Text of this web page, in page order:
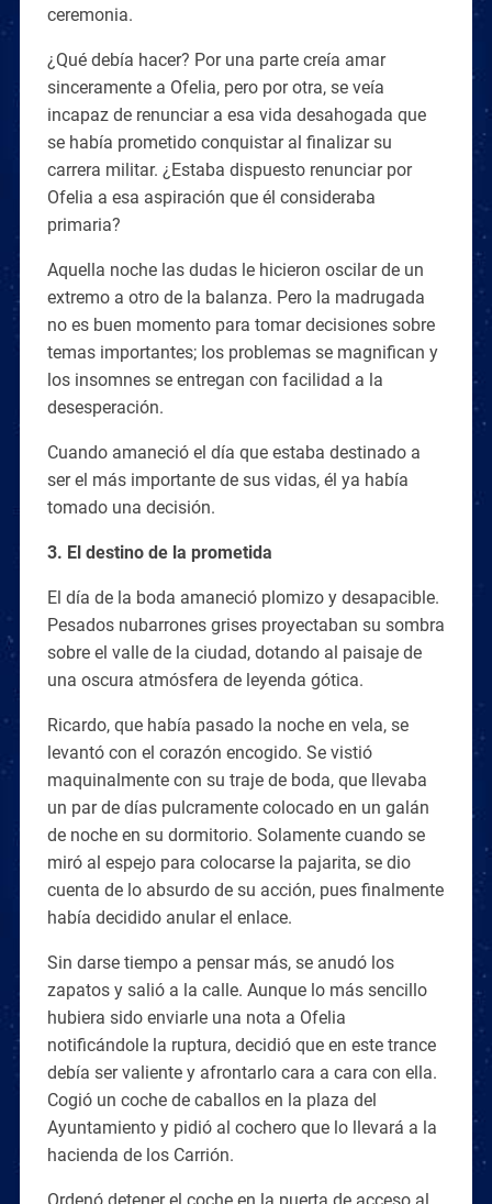
ceremonia.
¿Qué debía hacer? Por una parte creía amar
sinceramente a Ofelia, pero por otra, se veía
incapaz de renunciar a esa vida desahogada que
se había prometido conquistar al finalizar su
carrera militar. ¿Estaba dispuesto renunciar por
Ofelia a esa aspiración que él consideraba
primaria?
Aquella noche las dudas le hicieron oscilar de un
extremo a otro de la balanza. Pero la madrugada
no es buen momento para tomar decisiones sobre
temas importantes; los problemas se magnifican y
los insomnes se entregan con facilidad a la
desesperación.
Cuando amaneció el día que estaba destinado a
ser el más importante de sus vidas, él ya había
tomado una decisión.
3. El destino de la prometida
El día de la boda amaneció plomizo y desapacible.
Pesados nubarrones grises proyectaban su sombra
sobre el valle de la ciudad, dotando al paisaje de
una oscura atmósfera de leyenda gótica.
Ricardo, que había pasado la noche en vela, se
levantó con el corazón encogido. Se vistió
maquinalmente con su traje de boda, que llevaba
un par de días pulcramente colocado en un galán
de noche en su dormitorio. Solamente cuando se
miró al espejo para colocarse la pajarita, se dio
cuenta de lo absurdo de su acción, pues finalmente
había decidido anular el enlace.
Sin darse tiempo a pensar más, se anudó los
zapatos y salió a la calle. Aunque lo más sencillo
hubiera sido enviarle una nota a Ofelia
notificándole la ruptura, decidió que en este trance
debía ser valiente y afrontarlo cara a cara con ella.
Cogió un coche de caballos en la plaza del
Ayuntamiento y pidió al cochero que lo llevará a la
hacienda de los Carrión.